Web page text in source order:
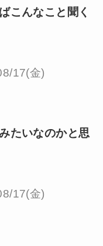
こんなこと聞く
17(金)
たいなのかと思
17(金)